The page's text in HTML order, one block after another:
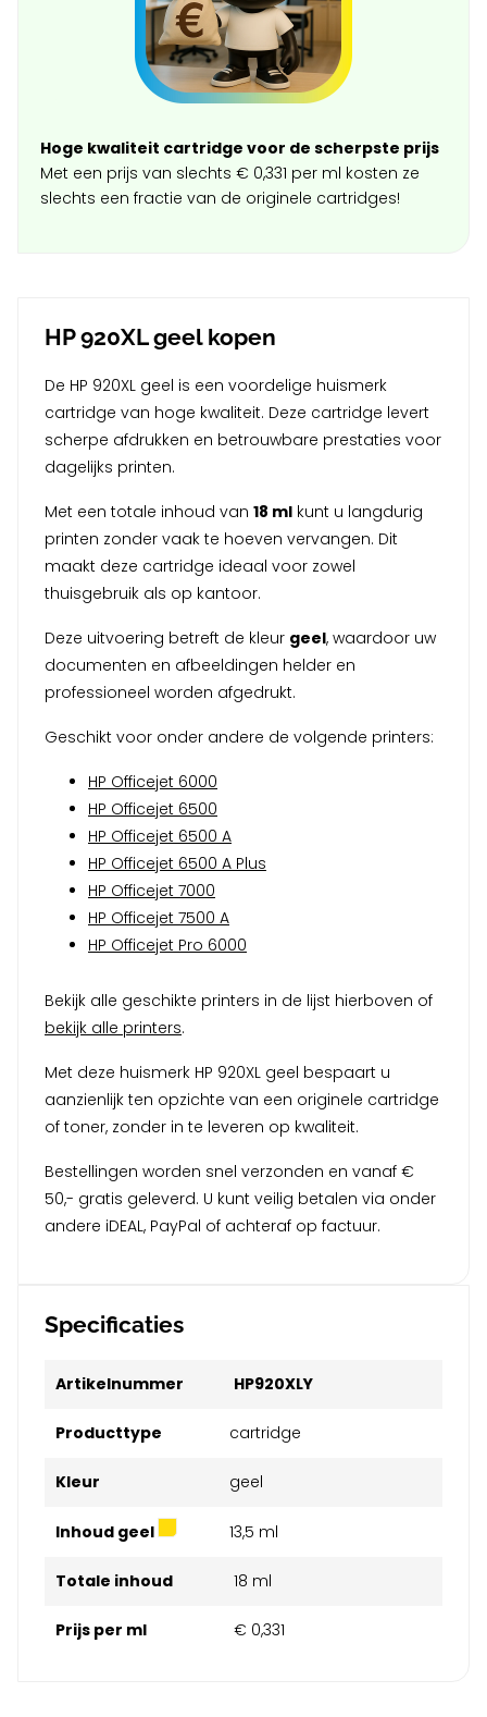
Hoge kwaliteit cartridge voor de scherpste prijs
Met een prijs van slechts € 0,331 per ml kosten ze
slechts een fractie van de originele cartridges!
HP 920XL geel kopen
De HP 920XL geel is een voordelige huismerk
cartridge van hoge kwaliteit. Deze cartridge levert
scherpe afdrukken en betrouwbare prestaties voor
dagelijks printen.
Met een totale inhoud van 18 ml kunt u langdurig
printen zonder vaak te hoeven vervangen. Dit
maakt deze cartridge ideaal voor zowel
thuisgebruik als op kantoor.
Deze uitvoering betreft de kleur geel, waardoor uw
documenten en afbeeldingen helder en
professioneel worden afgedrukt.
Geschikt voor onder andere de volgende printers:
HP Officejet 6000
HP Officejet 6500
HP Officejet 6500 A
HP Officejet 6500 A Plus
HP Officejet 7000
HP Officejet 7500 A
HP Officejet Pro 6000
Bekijk alle geschikte printers in de lijst hierboven of
bekijk alle printers.
Met deze huismerk HP 920XL geel bespaart u
aanzienlijk ten opzichte van een originele cartridge
of toner, zonder in te leveren op kwaliteit.
Bestellingen worden snel verzonden en vanaf €
50,- gratis geleverd. U kunt veilig betalen via onder
andere iDEAL, PayPal of achteraf op factuur.
Specificaties
Artikelnummer HP920XLY
Producttype cartridge
Kleur geel
Inhoud geel 13,5 ml
Totale inhoud 18 ml
Prijs per ml € 0,331